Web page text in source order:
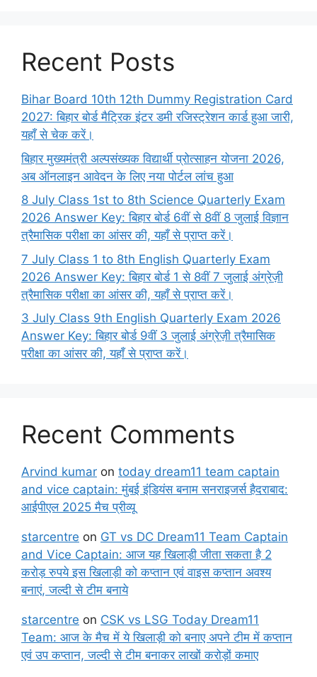
Recent Posts
Bihar Board 10th 12th Dummy Registration Card
2027: बिहार बोर्ड मैट्रिक इंटर डमी रजिस्ट्रेशन कार्ड हुआ जारी,
यहाँ से चेक करें।
बिहार मुख्यमंत्री अल्पसंख्यक विद्यार्थी प्रोत्साहन योजना 2026,
अब ऑनलाइन आवेदन के लिए नया पोर्टल लांच हुआ
8 July Class 1st to 8th Science Quarterly Exam
2026 Answer Key: बिहार बोर्ड 6वीं से 8वीं 8 जुलाई विज्ञान
त्रैमासिक परीक्षा का आंसर की, यहाँ से प्राप्त करें।
7 July Class 1 to 8th English Quarterly Exam
2026 Answer Key: बिहार बोर्ड 1 से 8वीं 7 जुलाई अंग्रेज़ी
त्रैमासिक परीक्षा का आंसर की, यहाँ से प्राप्त करें।
3 July Class 9th English Quarterly Exam 2026
Answer Key: बिहार बोर्ड 9वीं 3 जुलाई अंग्रेज़ी त्रैमासिक
परीक्षा का आंसर की, यहाँ से प्राप्त करें।
Recent Comments
Arvind kumar on today dream11 team captain
and vice captain: मुंबई इंडियंस बनाम सनराइजर्स हैदराबाद:
आईपीएल 2025 मैच प्रीव्यू
starcentre on GT vs DC Dream11 Team Captain
and Vice Captain: आज यह खिलाड़ी जीता सकता है 2
करोड़ रुपये इस खिलाड़ी को कप्तान एवं वाइस कप्तान अवश्य
बनाएं, जल्दी से टीम बनाये
starcentre on CSK vs LSG Today Dream11
Team: आज के मैच में ये खिलाड़ी को बनाए अपने टीम में कप्तान
एवं उप कप्तान, जल्दी से टीम बनाकर लाखों करोड़ों कमाए